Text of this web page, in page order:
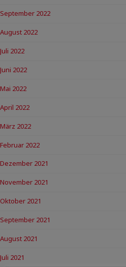
September 2022
August 2022
Juli 2022
Juni 2022
Mai 2022
April 2022
März 2022
Februar 2022
Dezember 2021
November 2021
Oktober 2021
September 2021
August 2021
Juli 2021